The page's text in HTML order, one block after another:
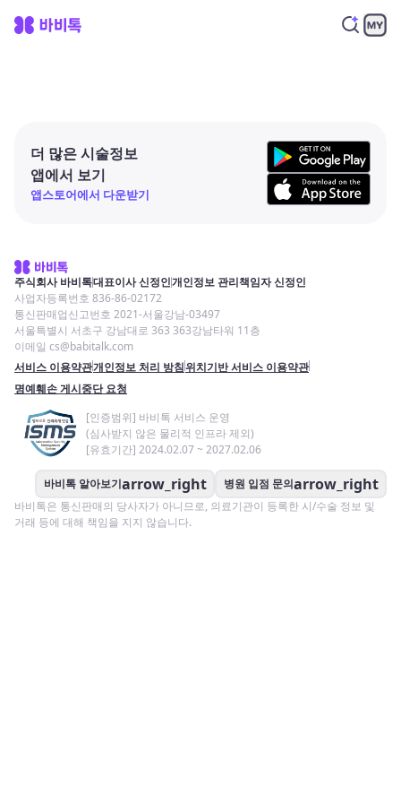
더 많은 시술정보
앱에서 보기
앱스토어에서 다운받기
주식회사 바비톡대표이사 신정인개인정보 관리책임자 신정인
사업자등록번호 836-86-02172
통신판매업신고번호 2021-서울강남-03497
서울특별시 서초구 강남대로 363 363강남타워 11층
이메일 cs@babitalk.com
서비스 이용약관개인정보 처리 방침위치기반 서비스 이용약관
명예훼손 게시중단 요청
[인증범위] 바비톡 서비스 운영
(심사받지 않은 물리적 인프라 제외)
[유효기간] 2024.02.07 ~ 2027.02.06
바비톡 알아보기arrow_right 병원 입점 문의arrow_right
바비톡은 통신판매의 당사자가 아니므로, 의료기관이 등록한 시/수술 정보 및
거래 등에 대해 책임을 지지 않습니다.